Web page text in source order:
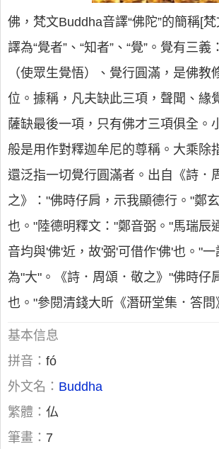
佛，梵文Buddha音譯“佛陀”的簡稱[
譯為“覺者”、“知者”、“覺”。覺有三
（使眾生覺悟）、覺行圓滿，是佛教
位。據稱，凡夫缺此三項，聲聞、緣
薩缺最後一項，只有佛才三項俱全。
般是用作對釋迦牟尼的尊稱。大乘除
還泛指一切覺行圓滿者。出自《詩．
之》："佛時仔肩，示我顯德行。"鄭
也。"陸德明釋文："鄭音弼。"馬瑞辰
音均與'佛'近，故'弼'可借作'佛'也。"一
為"大"。《詩．周頌．敬之》"佛時仔
也。"參閱清錢大昕《潛研堂集．答問
基本信息
拼音： fó
外文名： Buddha
繁體： 仏
筆畫： 7